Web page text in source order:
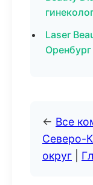
Laser
Оренбург
← Все
Северо-
округ